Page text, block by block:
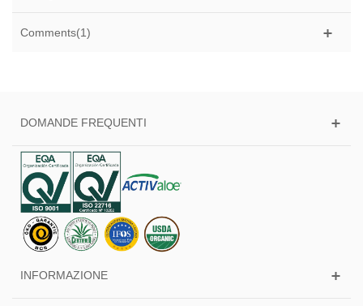
Comments(1)
DOMANDE FREQUENTI
INFORMAZIONE